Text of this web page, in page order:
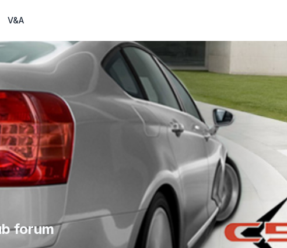
V&A
forum